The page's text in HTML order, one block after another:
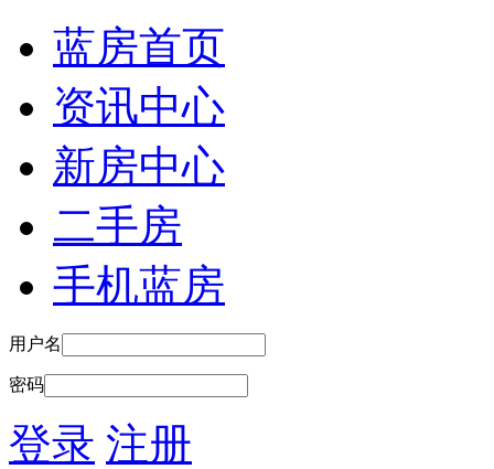
蓝房首页
资讯中心
新房中心
二手房
手机蓝房
用户名
密码
登录 注册